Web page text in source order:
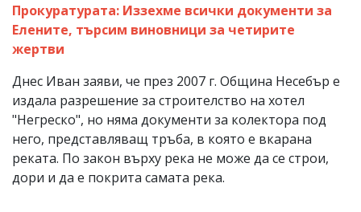
Прокуратурата: Иззехме всички документи за
Елените, търсим виновници за четирите
жертви
Днес Иван заяви, че през 2007 г. Община Несебър е
издала разрешение за строителство на хотел
"Негреско", но няма документи за колектора под
него, представляващ тръба, в която е вкарана
реката. По закон върху река не може да се строи,
дори и да е покрита самата река.